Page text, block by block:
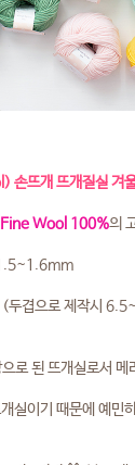
손뜨개 뜨개질실 겨
Wool 100%의
겹으로 제작시
로 된 뜨개실로서
실이기 때문에 예민